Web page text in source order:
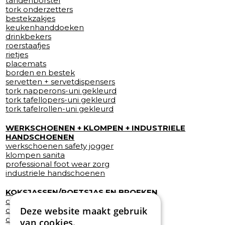
tork onderzetters
bestekzakjes
keukenhanddoeken
drinkbekers
roerstaafjes
rietjes
placemats
borden en bestek
servetten + servetdispensers
tork napperons-uni gekleurd
tork tafellopers-uni gekleurd
tork tafelrollen-uni gekleurd
WERKSCHOENEN + KLOMPEN + INDUSTRIELE
HANDSCHOENEN
werkschoenen safety jogger
klompen sanita
professional foot wear zorg
industriele handschoenen
KOKSJASSEN/POETSJAS EN BROEKEN
catering
care
cleaning
Deze website maakt gebruik
van cookies.